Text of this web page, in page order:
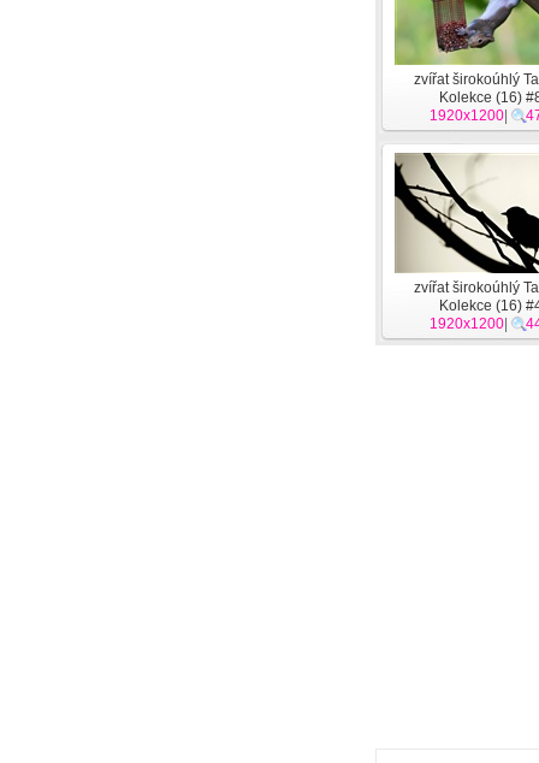
zvířat širokoúhlý
Kolekce (16)
1920x1200
zvířat širokoúhlý
Kolekce (16)
1920x1200